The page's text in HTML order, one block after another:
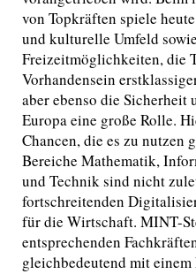
von Topkräften spiele
und kulturelle Umfeld
Freizeitmöglichkeiten, die
Vorhandensein
aber ebenso die Sicherheit
Europa eine große Rolle.
Chancen, die es zu nutzen
Bereiche Mathematik,
und Technik sind nicht
fortschreitenden
für die Wirtschaft. MINT-
entsprechenden
gleichbedeutend mit